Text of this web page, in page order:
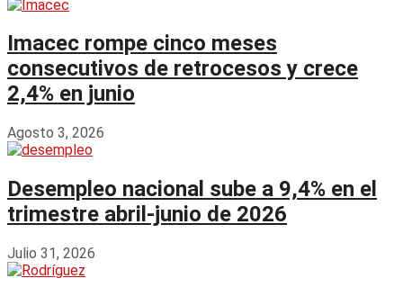
Imacec rompe cinco meses
consecutivos de retrocesos y crece
2,4% en junio
Agosto 3, 2026
Desempleo nacional sube a 9,4% en el
trimestre abril-junio de 2026
Julio 31, 2026